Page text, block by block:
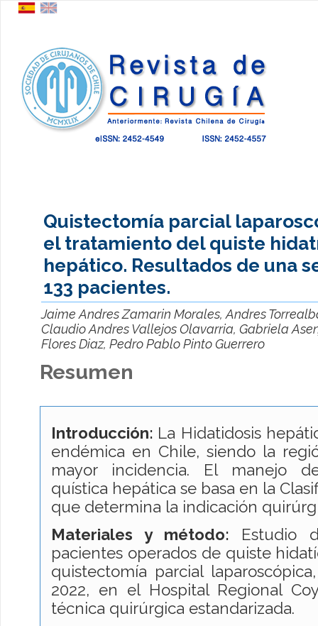
Quistectomía parcial
el tratamiento del quiste
hepático. Resultados de una
133 pacientes.
Jaime Andres Zamarin Morales, Andres
Claudio Andres Vallejos Olavarria, Gabriela
Flores Diaz, Pedro Pablo Pinto Guerrero
Resumen
Introducción: La Hidatidosis
endémica en Chile, siendo la
mayor incidencia. El manejo
quística hepática se basa en la
que determina la indicación
Materiales y método: Estudio
pacientes operados de quiste
quistectomía parcial
2022, en el Hospital Regional
técnica quirúrgica estandarizada.